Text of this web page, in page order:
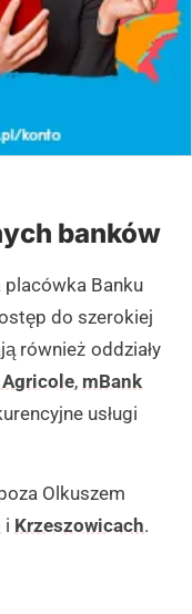
banków
placówka Banku
do szerokiej
również oddziały
, mBank
usługi
Olkuszem
i Krzeszowicach.